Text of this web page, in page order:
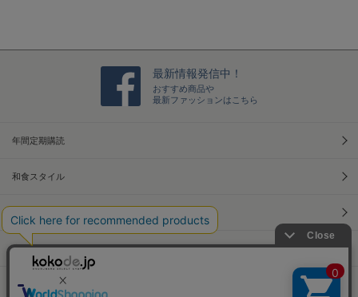
最新情報発信中！
おすすめ商品や
最新ファッションはこちら
年間定期購読
和食スタイル
本屋さんへ行こう！キャンペーン
Information